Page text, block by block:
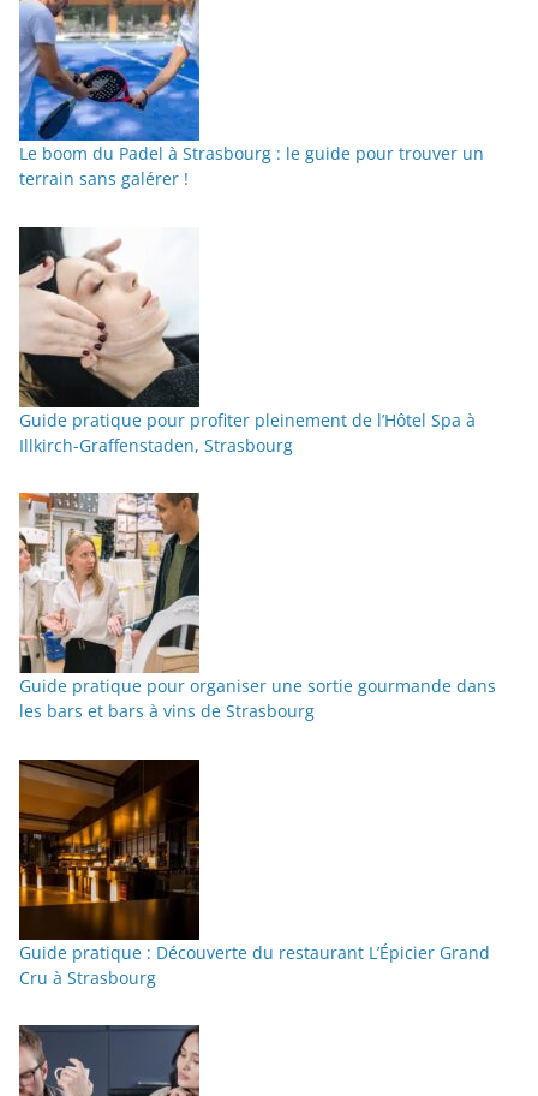
Le boom du Padel à Strasbourg : le guide pour trouver un
terrain sans galérer !
Guide pratique pour profiter pleinement de l’Hôtel Spa à
Illkirch-Graffenstaden, Strasbourg
Guide pratique pour organiser une sortie gourmande dans
les bars et bars à vins de Strasbourg
Guide pratique : Découverte du restaurant L’Épicier Grand
Cru à Strasbourg